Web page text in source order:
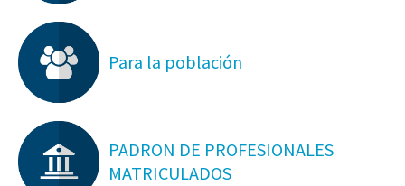
Para la población
PADRON DE PROFESIONALES
MATRICULADOS